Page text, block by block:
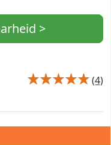
>
(4)